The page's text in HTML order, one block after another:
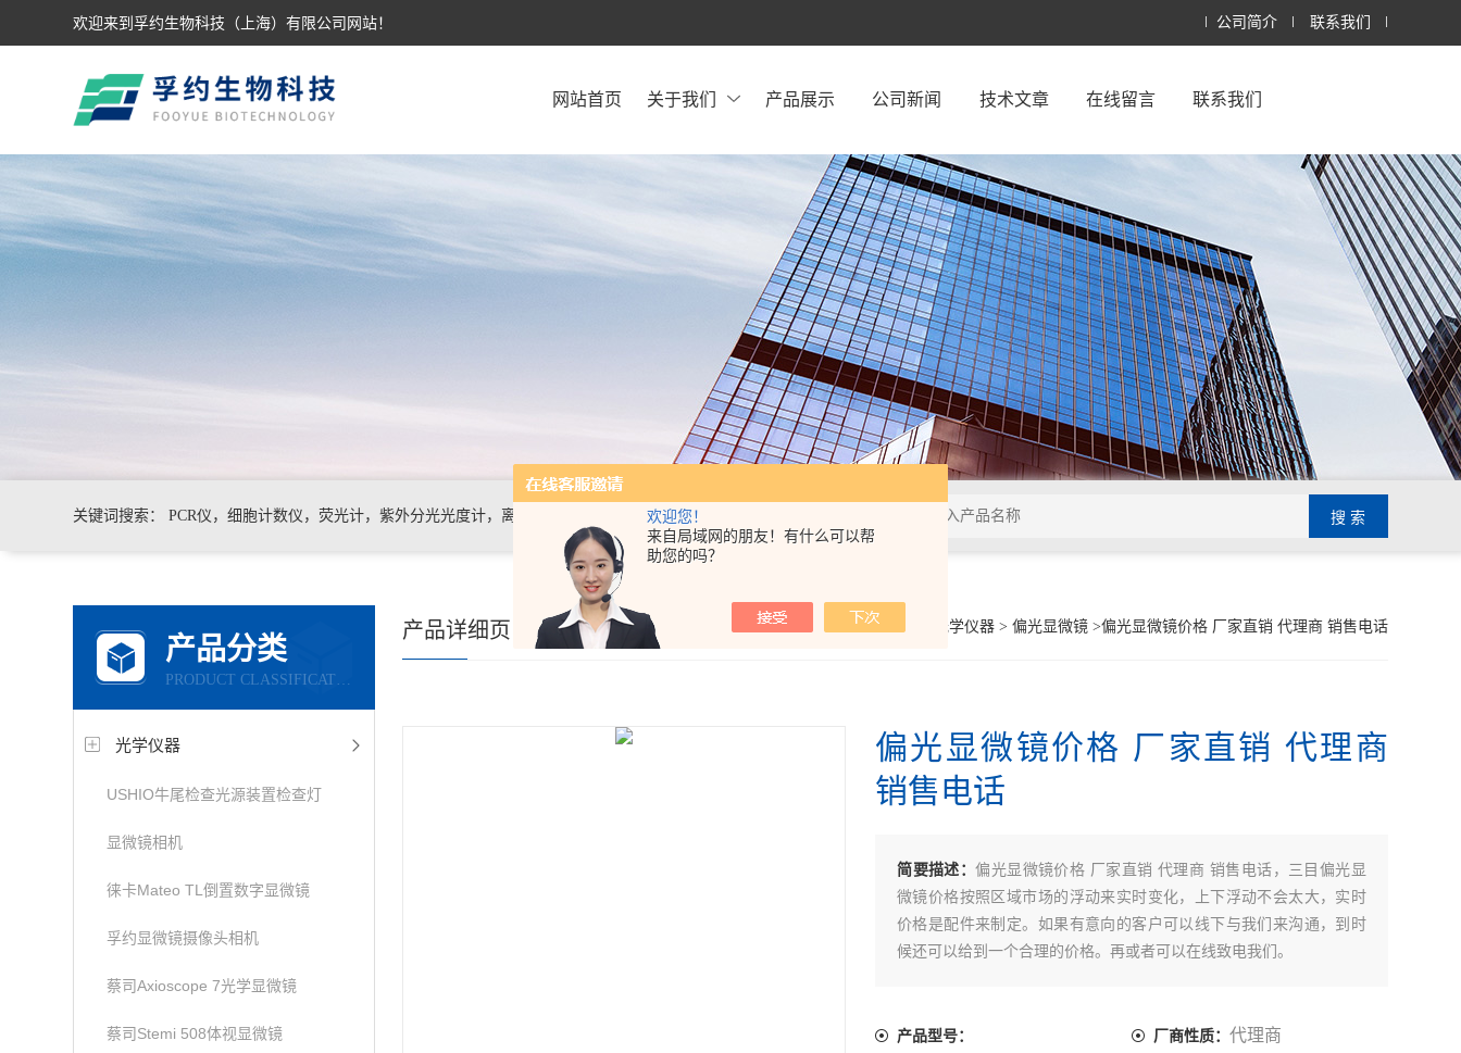
欢迎您！
来自局域网的朋友！有什么可以帮
助您的吗？
欢迎来到孚约生物科技（上海）有限公司网站！ 公司简介 联系我们
网站首页 关于我们 产品展示 公司新闻 技术文章 在线留言 联系我们
关键词搜索： PCR仪，细胞计数仪，荧光计，紫外分光光度计，离心机，电泳仪电泳槽，化学发光
产品分类
PRODUCT CLASSIFICATION
光学仪器
USHIO牛尾检查光源装置检查灯
显微镜相机
徕卡Mateo TL倒置数字显微镜
孚约显微镜摄像头相机
蔡司Axioscope 7光学显微镜
蔡司Stemi 508体视显微镜
你的位置： 产品展示 光学仪器> 偏光显微镜>偏光显微镜价格 厂家直销 代理商 销售电话
产品详细页
偏光显微镜价格 厂家直销 代理商
销售电话
简要描述：偏光显微镜价格 厂家直销 代理商 销售电话，三目偏光显
微镜价格按照区域市场的浮动来实时变化，上下浮动不会太大，实时
价格是配件来制定。如果有意向的客户可以线下与我们来沟通，到时
候还可以给到一个合理的价格。再或者可以在线致电我们。
产品型号： 厂商性质： 代理商